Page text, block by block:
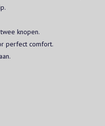
knopen.
perfect comfort.